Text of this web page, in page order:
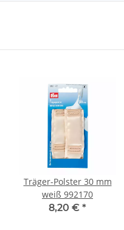
Träger-Polster 30 mm
weiß 992170
8,20 € *